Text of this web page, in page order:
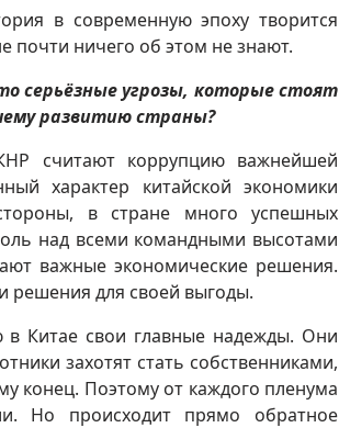
в современную эпоху творится
почти ничего об этом не знают.
серьёзные угрозы, которые стоят
развитию страны?
считают коррупцию важнейшей
характер китайской экономики
в стране много успешных
над всеми командными высотами
важные экономические решения.
решения для своей выгоды.
в Китае свои главные надежды. Они
захотят стать собственниками,
конец. Поэтому от каждого пленума
Но происходит прямо обратное